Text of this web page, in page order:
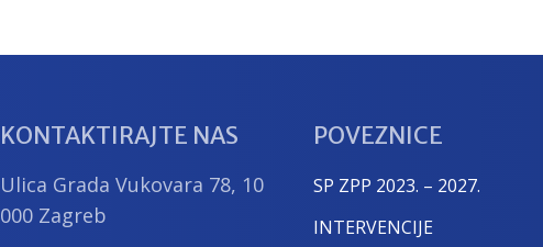
KONTAKTIRAJTE NAS
Ulica Grada Vukovara 78, 10
000 Zagreb
POVEZNICE
SP ZPP 2023. – 2027.
INTERVENCIJE